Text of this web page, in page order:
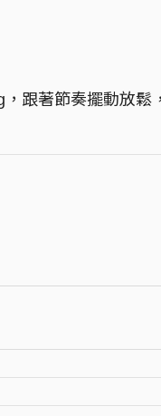
跟著節奏擺動放鬆